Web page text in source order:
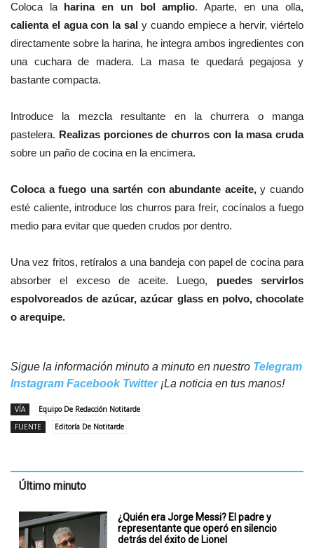
Coloca laharina en un bol amplio. Aparte, en una olla,
calienta el agua con la sal y cuando empiece a hervir, viértelo
directamente sobre la harina, he integra ambos ingredientes con
una cuchara de madera. La masa te quedará pegajosa y
bastante compacta.
Introduce la mezcla resultante en la churrera o manga
pastelera. Realizas porciones de churros con la masa cruda
sobre un paño de cocina en la encimera.
Coloca a fuego una sartén con abundante aceite,y cuando
esté caliente, introduce los churros para freír, cocínalos a fuego
medio para evitar que queden crudos por dentro.
Una vez fritos, retíralos a una bandeja con papel de cocina para
absorber el exceso de aceite. Luego, puedes servirlos
espolvoreados de azúcar, azúcar glass en polvo, chocolate
o arequipe.
Sigue la información minuto a minuto en nuestro Telegram
Instagram Facebook Twitter¡La noticia en tus manos!
VÍA
Equipo De Redacción Notitarde
FUENTE
Editoría De Notitarde
Último minuto
¿Quién era Jorge Messi? El padre y
representante que operó en silencio
detrás del éxito de Lionel